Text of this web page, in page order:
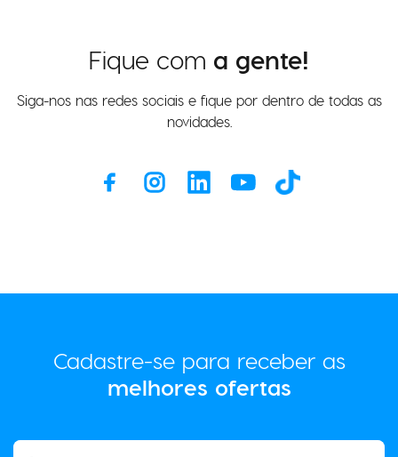
Fique com a gente!
Siga-nos nas redes sociais e fique por dentro de todas as
novidades.
Cadastre-se para receber as
melhores ofertas